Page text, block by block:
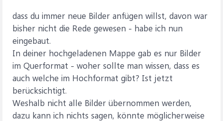
dass du immer neue Bilder anfügen willst, davon war
bisher nicht die Rede gewesen - habe ich nun
eingebaut.
In deiner hochgeladenen Mappe gab es nur Bilder
im Querformat - woher sollte man wissen, dass es
auch welche im Hochformat gibt? Ist jetzt
berücksichtigt.
Weshalb nicht alle Bilder übernommen werden,
dazu kann ich nichts sagen, könnte möglicherweise